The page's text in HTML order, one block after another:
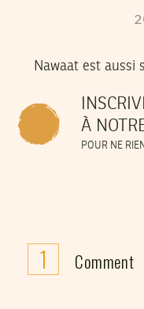
Nawaat est aussi
À
POUR NE
1 Comment